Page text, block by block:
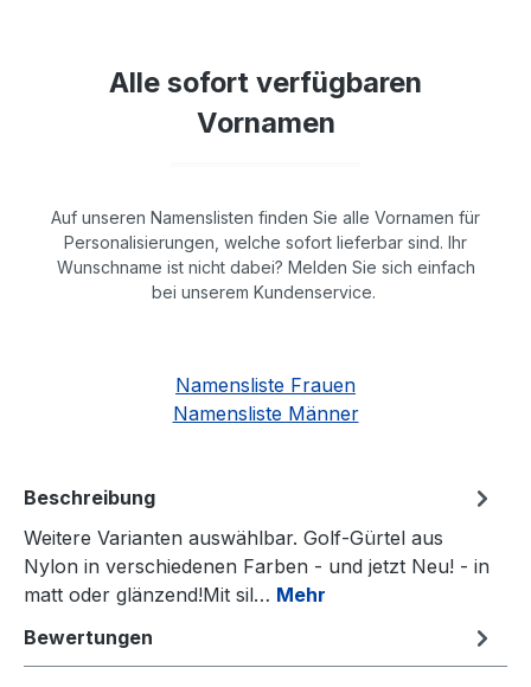
Alle sofort verfügbaren
Vornamen
Auf unseren Namenslisten finden Sie alle Vornamen für
Personalisierungen, welche sofort lieferbar sind. Ihr
Wunschname ist nicht dabei? Melden Sie sich einfach
bei unserem Kundenservice.
Namensliste Frauen
Namensliste Männer
Beschreibung
Weitere Varianten auswählbar. Golf-Gürtel aus
Nylon in verschiedenen Farben - und jetzt Neu! - in
matt oder glänzend!Mit sil… Mehr
Bewertungen